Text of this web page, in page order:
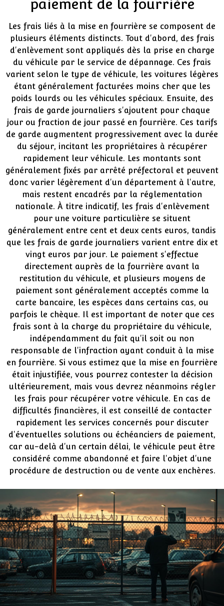
paiement de la fourrière
Les frais liés à la mise en fourrière se composent de
plusieurs éléments distincts. Tout d'abord, des frais
d'enlèvement sont appliqués dès la prise en charge
du véhicule par le service de dépannage. Ces frais
varient selon le type de véhicule, les voitures légères
étant généralement facturées moins cher que les
poids lourds ou les véhicules spéciaux. Ensuite, des
frais de garde journaliers s'ajoutent pour chaque
jour ou fraction de jour passé en fourrière. Ces tarifs
de garde augmentent progressivement avec la durée
du séjour, incitant les propriétaires à récupérer
rapidement leur véhicule. Les montants sont
généralement fixés par arrêté préfectoral et peuvent
donc varier légèrement d'un département à l'autre,
mais restent encadrés par la réglementation
nationale. À titre indicatif, les frais d'enlèvement
pour une voiture particulière se situent
généralement entre cent et deux cents euros, tandis
que les frais de garde journaliers varient entre dix et
vingt euros par jour. Le paiement s'effectue
directement auprès de la fourrière avant la
restitution du véhicule, et plusieurs moyens de
paiement sont généralement acceptés comme la
carte bancaire, les espèces dans certains cas, ou
parfois le chèque. Il est important de noter que ces
frais sont à la charge du propriétaire du véhicule,
indépendamment du fait qu'il soit ou non
responsable de l'infraction ayant conduit à la mise
en fourrière. Si vous estimez que la mise en fourrière
était injustifiée, vous pourrez contester la décision
ultérieurement, mais vous devrez néanmoins régler
les frais pour récupérer votre véhicule. En cas de
difficultés financières, il est conseillé de contacter
rapidement les services concernés pour discuter
d'éventuelles solutions ou échéanciers de paiement,
car au-delà d'un certain délai, le véhicule peut être
considéré comme abandonné et faire l'objet d'une
procédure de destruction ou de vente aux enchères.